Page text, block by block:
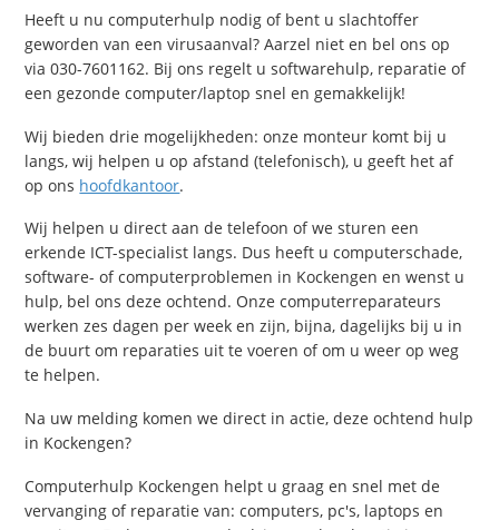
Heeft u nu computerhulp nodig of bent u slachtoffer
geworden van een virusaanval? Aarzel niet en bel ons op
via 030-7601162. Bij ons regelt u softwarehulp, reparatie of
een gezonde computer/laptop snel en gemakkelijk!
Wij bieden drie mogelijkheden: onze monteur komt bij u
langs, wij helpen u op afstand (telefonisch), u geeft het af
op ons hoofdkantoor.
Wij helpen u direct aan de telefoon of we sturen een
erkende ICT-specialist langs. Dus heeft u computerschade,
software- of computerproblemen in Kockengen en wenst u
hulp, bel ons deze ochtend. Onze computerreparateurs
werken zes dagen per week en zijn, bijna, dagelijks bij u in
de buurt om reparaties uit te voeren of om u weer op weg
te helpen.
Na uw melding komen we direct in actie, deze ochtend hulp
in Kockengen?
Computerhulp Kockengen helpt u graag en snel met de
vervanging of reparatie van: computers, pc's, laptops en